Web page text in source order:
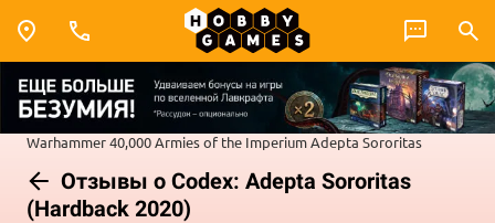
Warhammer 40,000Armies of the ImperiumAdepta Sororitas
Отзывы о Codex: Adepta Sororitas
(Hardback 2020)